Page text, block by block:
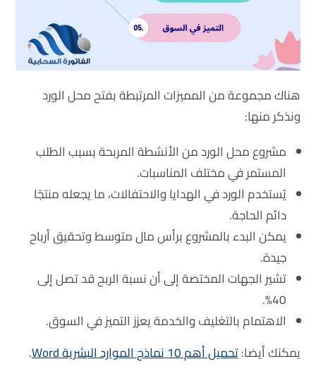
هناك مجموعة من المميزات المرتبطة بفتح محل الورد
ونذكر منها:
مشروع محل الورد من الأنشطة المربحة بسبب الطلب
المستمر في مختلف المناسبات.
يُستخدم الورد في الهدايا والاحتفالات، ما يجعله منتجًا
دائم الحاجة.
يمكن البدء بالمشروع برأس مال متوسط وتحقيق أرباح
جيدة.
تشير الجهات المختصة إلى أن نسبة الربح قد تصل إلى
40%.
الاهتمام بالتغليف والخدمة يعزز التميز في السوق.
يمكنك أيضا:تحميل أهم 10 نماذج الموارد البشرية Word .